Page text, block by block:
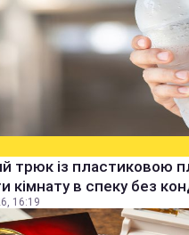
трюк із пластиковою
кімнату в спеку без
16:19